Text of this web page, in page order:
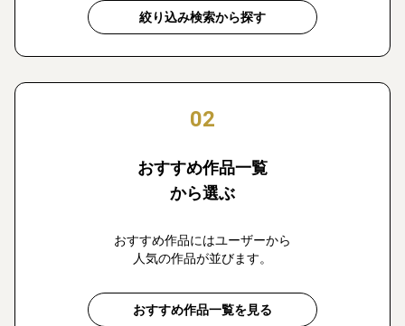
絞り込み検索から探す
02
おすすめ作品一覧
から選ぶ
おすすめ作品にはユーザーから
人気の作品が並びます。
おすすめ作品一覧を見る